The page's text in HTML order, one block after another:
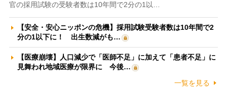
官の採用試験の受験者数は10年間で2分の1以…
【安全・安心ニッポンの危機】採用試験受験者数は10年間で2
分の1以下に！ 出生数減がも…
【医療崩壊】人口減少で「医師不足」に加えて「患者不足」に
見舞われ地域医療が限界に 今後…
一覧を見る